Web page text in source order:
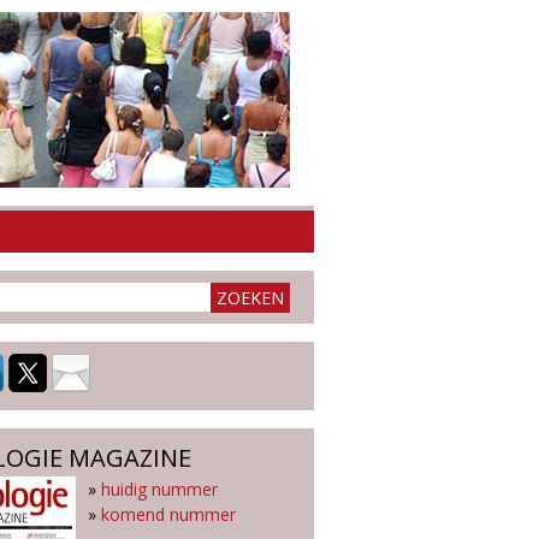
MAGAZINE
» huidig nummer
» komend nummer